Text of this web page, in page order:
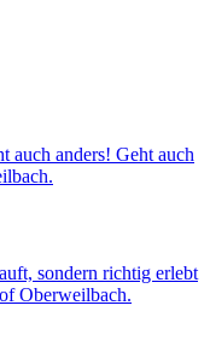
auch anders! Geht auch
sondern richtig erlebt
Oberweilbach.